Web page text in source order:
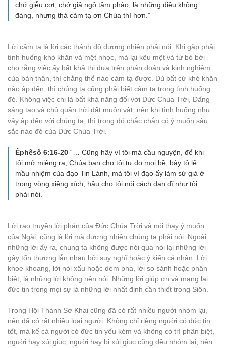
chớ giễu cợt, chớ giả ngộ tầm phào, là những điều không
đáng, nhưng thà cảm tạ ơn Chúa thì hơn.”
Lời cảm tạ là lời các thánh đồ đương nhiên phải nói. Khi gặp phải
tình huống khó khăn và mệt nhọc, mà lại kêu mệt và từ bỏ bởi
cho rằng việc ấy bất khả thi dựa trên phán đoán và kinh nghiệm
của bản thân, thì chẳng thể nào cảm tạ được. Dù bất cứ khó khăn
nào ập đến, thì chúng ta cũng phải biết cảm tạ trong tình huống
đó. Không việc chi là bất khả năng đối với Đức Chúa Trời, Đấng
sáng tạo và chủ quản trời đất muôn vật, nên khi tình huống như
vậy ập đến với chúng ta, thì trong đó chắc chắn có ý muốn sâu
sắc nào đó của Đức Chúa Trời.
Êphêsô 6:16-20 “… Cũng hãy vì tôi mà cầu nguyện, để khi
tôi mở miệng ra, Chúa ban cho tôi tự do mọi bề, bày tỏ lẽ
mầu nhiệm của đạo Tin Lành, mà tôi vì đạo ấy làm sứ giả ở
trong vòng xiềng xích, hầu cho tôi nói cách dạn dĩ như tôi
phải nói.”
Lời rao truyền lời phán của Đức Chúa Trời và nói thay ý muốn
của Ngài, cũng là lời mà đương nhiên chúng ta phải nói. Ngoài
những lời ấy ra, chúng ta không được nói qua nói lại những lời
gây tổn thương lẫn nhau bởi suy nghĩ hoặc ý kiến cá nhân. Lời
khoe khoang, lời nói xấu hoặc dèm pha, lời so sánh hoặc phân
biệt, là những lời không nên nói. Những lời giúp ơn và mang lại
đức tin trong mọi sự là những lời nhất định cần thiết trong Siôn.
Trong Hội Thánh Sơ Khai cũng đã có rất nhiều người nhóm lại,
nên đã có rất nhiều loại người. Không chỉ riêng người có đức tin
tốt, mà kể cả người có đức tin yếu kém và không có trí phân biệt,
người hay xúi giục, người hay bị xúi giục cũng đều nhóm lại, nên